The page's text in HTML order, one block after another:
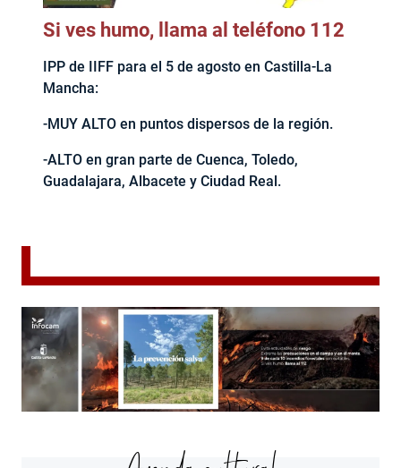
Si ves humo, llama al teléfono 112
IPP de IIFF para el 5 de agosto en Castilla-La
Mancha:
-MUY ALTO en puntos dispersos de la región.
-ALTO en gran parte de Cuenca, Toledo,
Guadalajara, Albacete y Ciudad Real.